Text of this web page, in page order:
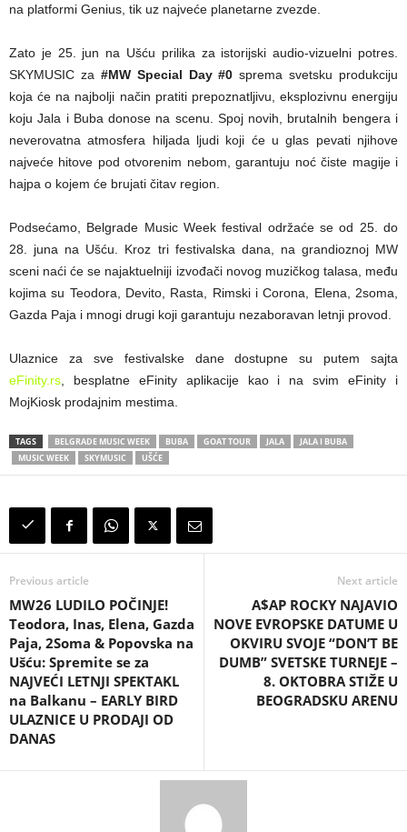
na platformi Genius, tik uz najveće planetarne zvezde.
Zato je 25. jun na Ušću prilika za istorijski audio-vizuelni potres.
SKYMUSIC za #MW Special Day #0 sprema svetsku produkciju
koja će na najbolji način pratiti prepoznatljivu, eksplozivnu energiju
koju Jala i Buba donose na scenu. Spoj novih, brutalnih bengera i
neverovatna atmosfera hiljada ljudi koji će u glas pevati njihove
najveće hitove pod otvorenim nebom, garantuju noć čiste magije i
hajpa o kojem će brujati čitav region.
Podsećamo, Belgrade Music Week festival održaće se od 25. do
28. juna na Ušću. Kroz tri festivalska dana, na grandioznoj MW
sceni naći će se najaktuelniji izvođači novog muzičkog talasa, među
kojima su Teodora, Devito, Rasta, Rimski i Corona, Elena, 2soma,
Gazda Paja i mnogi drugi koji garantuju nezaboravan letnji provod.
Ulaznice za sve festivalske dane dostupne su putem sajta
eFinity.rs , besplatne eFinity aplikacije kao i na svim eFinity i
MojKiosk prodajnim mestima.
TAGS BELGRADE MUSIC WEEK BUBA GOAT TOUR JALA
JALA I BUBA
MUSIC WEEK
SKYMUSIC UŠĆE
Previous article
MW26 LUDILO POČINJE!
Teodora, Inas, Elena, Gazda
Paja, 2Soma & Popovska na
Ušću: Spremite se za
NAJVEĆI LETNJI SPEKTAKL
na Balkanu – EARLY BIRD
ULAZNICE U PRODAJI OD
DANAS
Next article
A$AP ROCKY NAJAVIO
NOVE EVROPSKE DATUME U
OKVIRU SVOJE “DON’T BE
DUMB” SVETSKE TURNEJE –
8. OKTOBRA STIŽE U
BEOGRADSKU ARENU